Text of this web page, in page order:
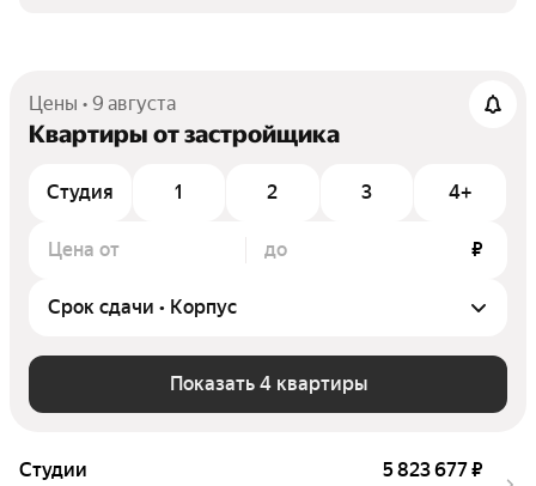
Цены • 9 августа
Квартиры от застройщика
Студия 1 2 3 4+
Цена от до ₽
Показать 4 квартиры
Студии
5 823 677 ₽